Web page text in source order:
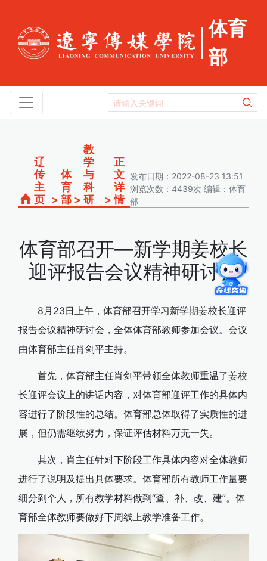
体育
部
辽
传
主
页 >
体
育
部 >
教
学
与
科
研
>
正
文
详
情
发布日期：2022-08-23 13:51
浏览次数：4439次 编辑：体育
部
体育部召开—新学期姜校长
迎评报告会议精神研讨会
8月23日上午，体育部召开学习新学期姜校长迎评
报告会议精神研讨会，全体体育部教师参加会议。会议
由体育部主任肖剑平主持。
首先，体育部主任肖剑平带领全体教师重温了姜校
长迎评会议上的讲话内容，对体育部迎评工作的具体内
容进行了阶段性的总结。体育部总体取得了实质性的进
展，但仍需继续努力，保证评估材料万无一失。
其次，肖主任针对下阶段工作具体内容对全体教师
进行了说明及提出具体要求。体育部所有教师工作量要
细分到个人，所有教学材料做到“查、补、改、建”。体
育部全体教师要做好下周线上教学准备工作。